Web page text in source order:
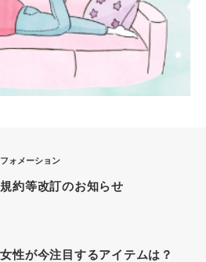
ォメーション
約等改訂のお知らせ
性が今注目するアイテムは？